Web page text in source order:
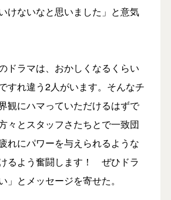
けないなと思いました」と意気
ドラマは、おかしくなるくらい
すれ違う2人がいます。そんなチ
観にハマっていただけるはずで
とスタッフさたちとで一致団
れにパワーを与えられるような
るよう奮闘します！ ぜひドラ
」とメッセージを寄せた。